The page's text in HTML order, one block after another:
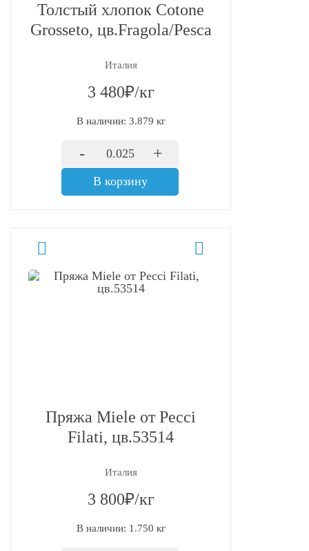
Толстый хлопок Cotone
Grosseto, цв.Fragola/Pesca
Италия
3 480₽/кг
В наличии: 3.879 кг
- +
В корзину
Пряжа Miele от Pecci
Filati, цв.53514
Италия
3 800₽/кг
В наличии: 1.750 кг